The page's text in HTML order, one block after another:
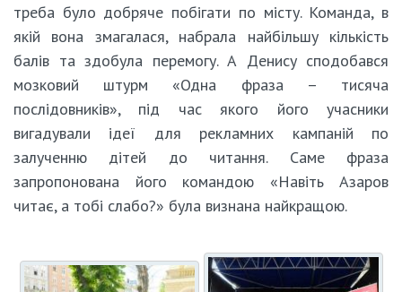
треба було добряче побігати по місту. Команда, в
якій вона змагалася, набрала найбільшу кількість
балів та здобула перемогу. А Денису сподобався
мозковий штурм «Одна фраза – тисяча
послідовників», під час якого його учасники
вигадували ідеї для рекламних кампаній по
залученню дітей до читання. Саме фраза
запропонована його командою «Навіть Азаров
читає, а тобі слабо?» була визнана найкращою.